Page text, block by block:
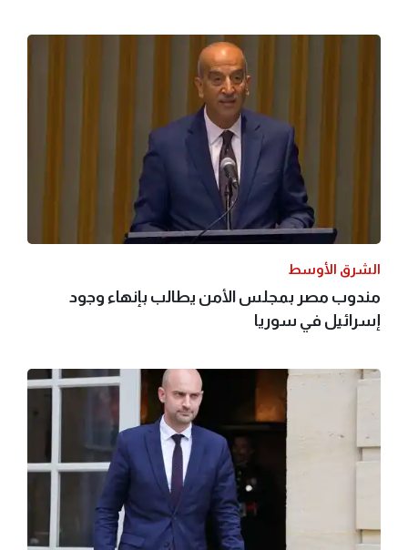
الشرق الأوسط
مندوب مصر بمجلس الأمن يطالب بإنهاء وجود
إسرائيل في سوريا